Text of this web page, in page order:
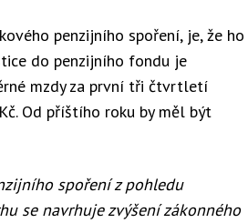
penzijního spoření, je, že ho
do penzijního fondu je
mzdy za první tři čtvrtletí
Od příštího roku by měl být
spoření z pohledu
se navrhuje zvýšení zákonného